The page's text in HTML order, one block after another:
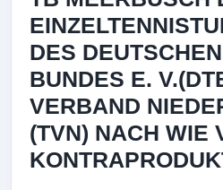
DES
BUNDES E.
VERBAND
(TVN) NACH WIE